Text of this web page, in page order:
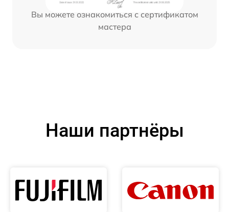
Вы можете ознакомиться с сертификатом
мастера
Наши партнёры